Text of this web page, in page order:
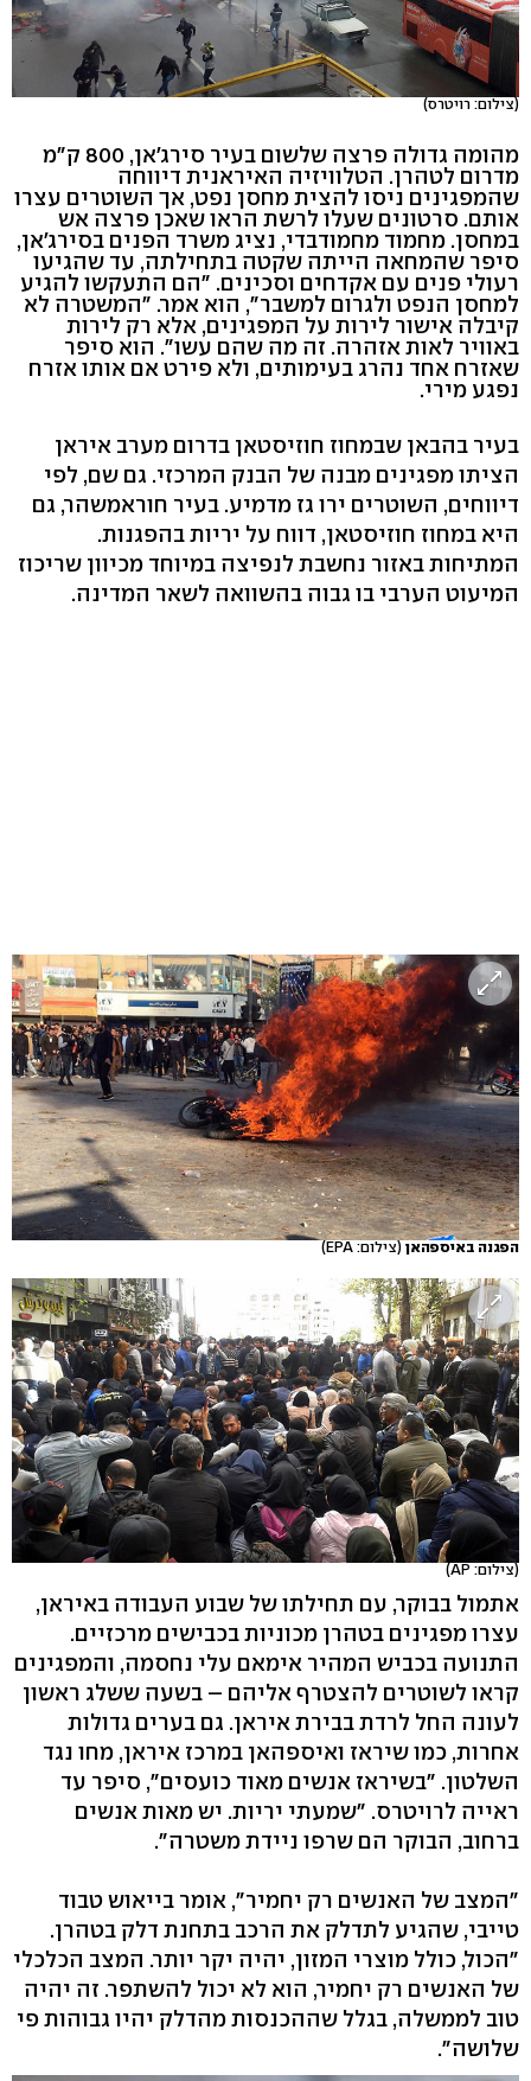
(צילום: רויטרס)
מהומה גדולה פרצה שלשום בעיר סירג'אן, 800 ק"מ
מדרום לטהרן. הטלוויזיה האיראנית דיווחה
שהמפגינים ניסו להצית מחסן נפט, אך השוטרים עצרו
אותם. סרטונים שעלו לרשת הראו שאכן פרצה אש
במחסן. מחמוד מחמודבדי, נציג משרד הפנים בסירג'אן,
סיפר שהמחאה הייתה שקטה בתחילתה, עד שהגיעו
רעולי פנים עם אקדחים וסכינים. "הם התעקשו להגיע
למחסן הנפט ולגרום למשבר", הוא אמר. "המשטרה לא
קיבלה אישור לירות על המפגינים, אלא רק לירות
באוויר לאות אזהרה. זה מה שהם עשו". הוא סיפר
שאזרח אחד נהרג בעימותים, ולא פירט אם אותו אזרח
נפגע מירי.
בעיר בהבאן שבמחוז חוזיסטאן בדרום מערב איראן
הציתו מפגינים מבנה של הבנק המרכזי. גם שם, לפי
דיווחים, השוטרים ירו גז מדמיע. בעיר חוראמשהר, גם
היא במחוז חוזיסטאן, דווח על יריות בהפגנות.
המתיחות באזור נחשבת לנפיצה במיוחד מכיוון שריכוז
המיעוט הערבי בו גבוה בהשוואה לשאר המדינה.
הפגנה באיספהאן(צילום: EPA)
(צילום: AP)
אתמול בבוקר, עם תחילתו של שבוע העבודה באיראן,
עצרו מפגינים בטהרן מכוניות בכבישים מרכזיים.
התנועה בכביש המהיר אימאם עלי נחסמה, והמפגינים
קראו לשוטרים להצטרף אליהם – בשעה ששלג ראשון
לעונה החל לרדת בבירת איראן. גם בערים גדולות
אחרות, כמו שיראז ואיספהאן במרכז איראן, מחו נגד
השלטון. "בשיראז אנשים מאוד כועסים", סיפר עד
ראייה לרויטרס. "שמעתי יריות. יש מאות אנשים
ברחוב, הבוקר הם שרפו ניידת משטרה".
"המצב של האנשים רק יחמיר", אומר בייאוש טבוד
טייבי, שהגיע לתדלק את הרכב בתחנת דלק בטהרן.
"הכול, כולל מוצרי המזון, יהיה יקר יותר. המצב הכלכלי
של האנשים רק יחמיר, הוא לא יכול להשתפר. זה יהיה
טוב לממשלה, בגלל שההכנסות מהדלק יהיו גבוהות פי
שלושה".